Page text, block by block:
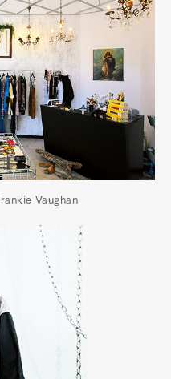
Frankie Vaughan